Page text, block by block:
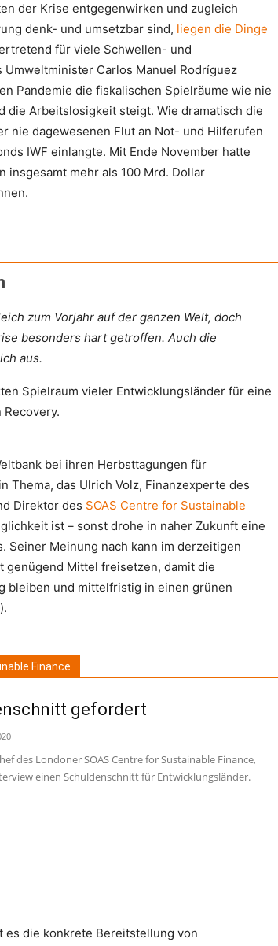
der Krise entgegenwirken und zugleich
denk- und umsetzbar sind, liegen die Dinge
für viele Schwellen- und
Carlos Manuel Rodríguez
Pandemie die fiskalischen Spielräume wie nie
die Arbeitslosigkeit steigt. Wie dramatisch die
nie dagewesenen Flut an Not- und Hilferufen
IWF einlangte. Mit Ende November hatte
insgesamt mehr als 100 Mrd. Dollar
zum Vorjahr auf der ganzen Welt, doch
besonders hart getroffen. Auch die
aus.
bei ihren Herbsttagungen für
Thema, das Ulrich Volz, Finanzexperte des
Direktor des SOAS Centre for Sustainable
ist – sonst drohe in naher Zukunft eine
Seiner Meinung nach kann im derzeitigen
Mittel freisetzen, damit die
bleiben und mittelfristig in einen grünen
Finance
gefordert
des Londoner SOAS Centre for Sustainable Finance,
einen Schuldenschnitt für Entwicklungsländer.
es die konkrete Bereitstellung von